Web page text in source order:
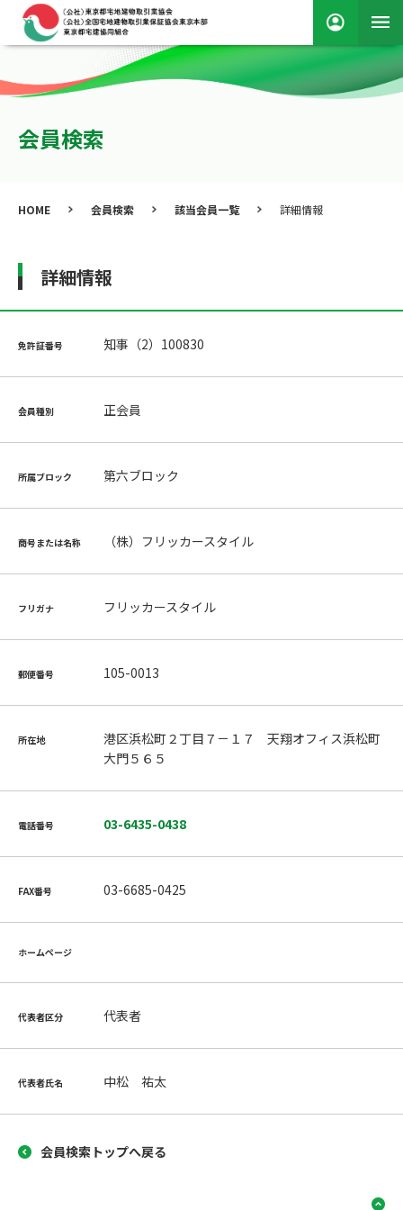
会員検索
HOME 会員検索 該当会員一覧 詳細情報
詳細情報
免許証番号 知事（2）100830
会員種別 正会員
所属ブロック 第六ブロック
商号または名称 （株）フリッカースタイル
フリガナ フリッカースタイル
郵便番号 105-0013
所在地
港区浜松町２丁目７－１７ 天翔オフィス浜松町
大門５６５
電話番号 03-6435-0438
FAX番号 03-6685-0425
ホームページ
代表者区分 代表者
代表者氏名 中松 祐太
会員検索トップへ戻る